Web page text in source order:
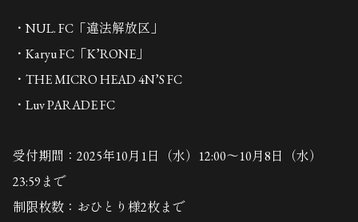
・NUL. FC「違法解放区」
・Karyu FC「K’RONE」
・THE MICRO HEAD 4N’S FC
・Luv PARADE FC
受付期間：2025年10月1日（水）12:00～10月8日（水）
23:59まで
制限枚数：おひとり様2枚まで